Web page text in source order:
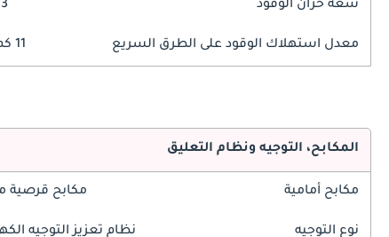
سعة خزان الوقود 73
معدل استهلاك الوقود على الطرق السريع 11 كم/ليتر
المكابح، التوجيه ونظام التعليق
مكابح أمامية مكابح قرصية
نوع التوجيه نظام تعزيز التوجيه